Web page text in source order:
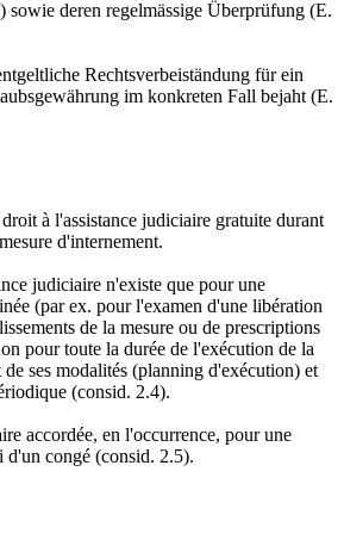
sowie deren regelmässige Überprüfung (E.
Rechtsverbeiständung für ein
im konkreten Fall bejaht (E.
à l'assistance judiciaire gratuite durant
d'internement.
judiciaire n'existe que pour une
(par ex. pour l'examen d'une libération
de la mesure ou de prescriptions
pour toute la durée de l'exécution de la
de ses modalités (planning d'exécution) et
(consid. 2.4).
accordée, en l'occurrence, pour une
d'un congé (consid. 2.5).